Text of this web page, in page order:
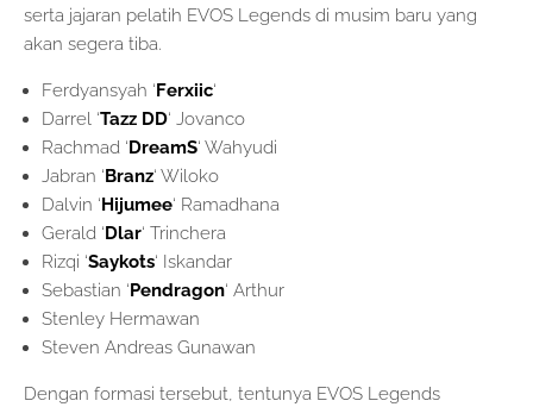
serta jajaran pelatih EVOS Legends di musim baru yang
akan segera tiba.
Ferdyansyah ‘ Ferxiic‘
Darrel ‘Tazz DD‘ Jovanco
Rachmad ‘ DreamS‘ Wahyudi
Jabran ‘ Branz‘ Wiloko
Dalvin ‘ Hijumee‘ Ramadhana
Gerald ‘ Dlar‘ Trinchera
Rizqi ‘Saykots‘ Iskandar
Sebastian ‘ Pendragon‘ Arthur
Stenley Hermawan
Steven Andreas Gunawan
Dengan formasi tersebut, tentunya EVOS Legends